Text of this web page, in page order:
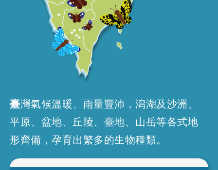
臺灣氣候溫暖、 雨量豐沛 ， 潟湖及沙洲 、
平原、 盆地、 丘陵、 臺地、 山岳等各式地
形齊備 ， 孕育出繁多的生物種類。